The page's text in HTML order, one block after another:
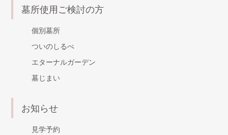
墓所使用ご検討の方
個別墓所
ついのしるべ
エターナルガーデン
墓じまい
お知らせ
見学予約